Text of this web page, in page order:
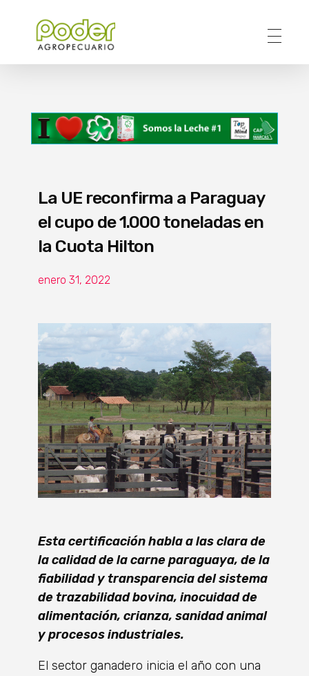
La UE reconfirma a Paraguay
el cupo de 1.000 toneladas en
la Cuota Hilton
enero 31, 2022
Esta certificación habla a las clara de
la calidad de la carne paraguaya, de la
fiabilidad y transparencia del sistema
de trazabilidad bovina, inocuidad de
alimentación, crianza, sanidad animal
y procesos industriales.
El sector ganadero inicia el año con una